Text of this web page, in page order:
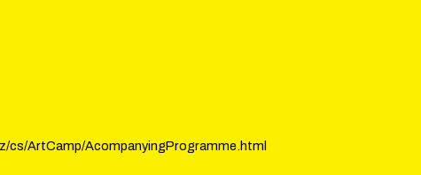
cs/ArtCamp/AcompanyingProgramme.html